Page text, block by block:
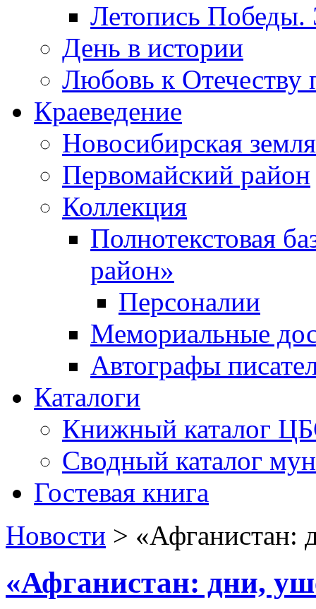
Летопись Победы.
День в истории
Любовь к Отечеству
Краеведение
Новосибирская земля
Первомайский район
Коллекция
Полнотекстовая
район»
Персоналии
Мемориальные
Автографы
Каталоги
Книжный каталог
Сводный каталог
Гостевая книга
Новости > «Афганистан:
«Афганистан: дни,